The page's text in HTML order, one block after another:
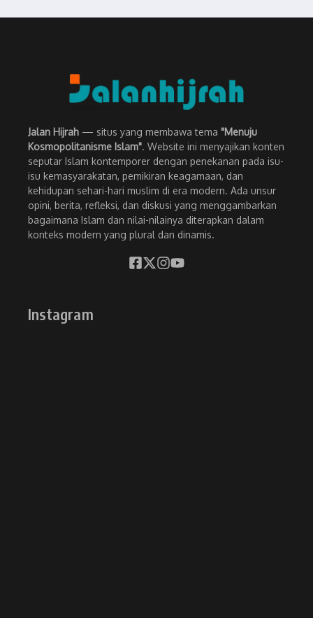
Jalan Hijrah — situs yang membawa tema "Menuju
Kosmopolitanisme Islam". Website ini menyajikan konten
seputar Islam kontemporer dengan penekanan pada isu-
isu kemasyarakatan, pemikiran keagamaan, dan
kehidupan sehari-hari muslim di era modern. Ada unsur
opini, berita, refleksi, dan diskusi yang menggambarkan
bagaimana Islam dan nilai-nilainya diterapkan dalam
konteks modern yang plural dan dinamis.
Instagram